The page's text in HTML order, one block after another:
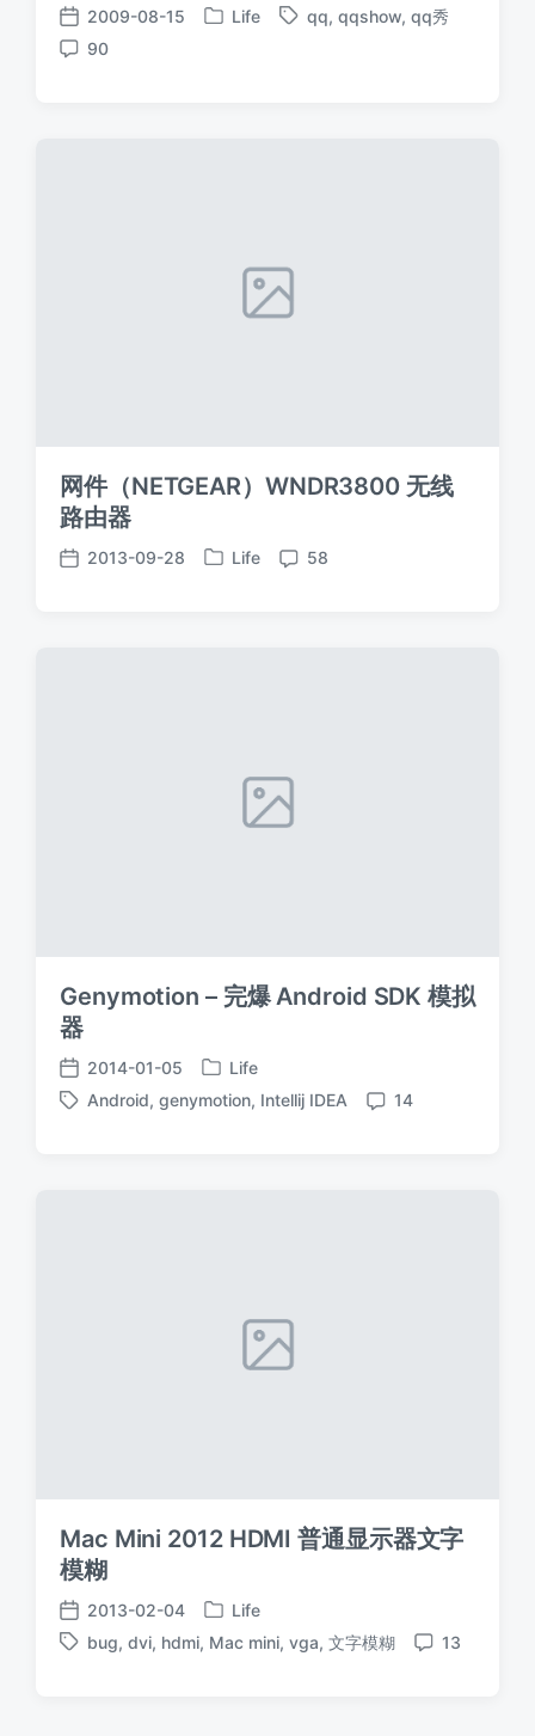
发
布
2009-08-15
发
Life
标
qq, qqshow, qq秀
评
90
网件（NETGEAR）WNDR3800 无线
路由器
发
2013-09-28
发
Life
评
58
Genymotion – 完爆 Android SDK 模拟
器
发
布
2014-01-05
发
布
Life
标
Android, genymotion, Intellij IDEA
评
14
Mac Mini 2012 HDMI 普通显示器文字
模糊
发
布
2013-02-04
发
布
Life
标
bug, dvi, hdmi, Mac mini, vga, 文字模糊
评
13